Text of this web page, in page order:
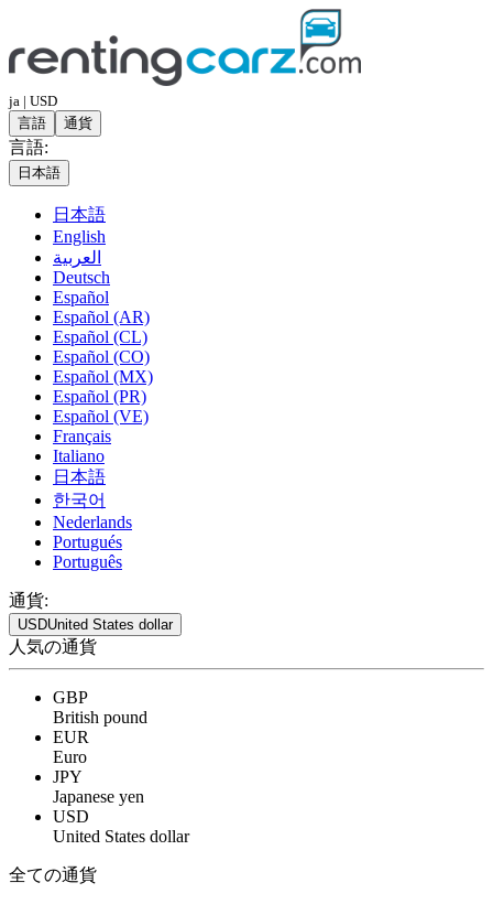
ja | USD
言語
通貨
言語:
日本語
日本語
English
العربية
Deutsch
Español
Español (AR)
Español (CL)
Español (CO)
Español (MX)
Español (PR)
Español (VE)
Français
Italiano
日本語
한국어
Nederlands
Portugués
Português
通貨:
USDUnited States dollar
人気の通貨
GBP
British pound
EUR
Euro
JPY
Japanese yen
USD
United States dollar
全ての通貨